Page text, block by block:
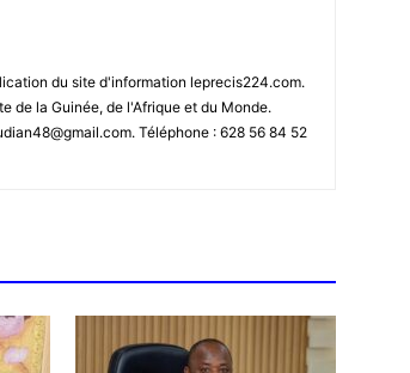
du site d'information leprecis224.com.
de la Guinée, de l'Afrique et du Monde.
Téléphone : 628 56 84 52